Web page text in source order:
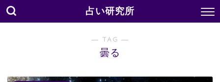
占い研究所
― TAG ―
曇る